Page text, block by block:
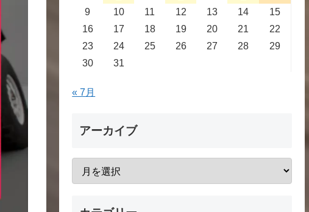
9
10 11 12 13 14
15
16
17 18 19 20 21
22
23
24 25 26 27 28
29
30
31
« 7月
アーカイブ